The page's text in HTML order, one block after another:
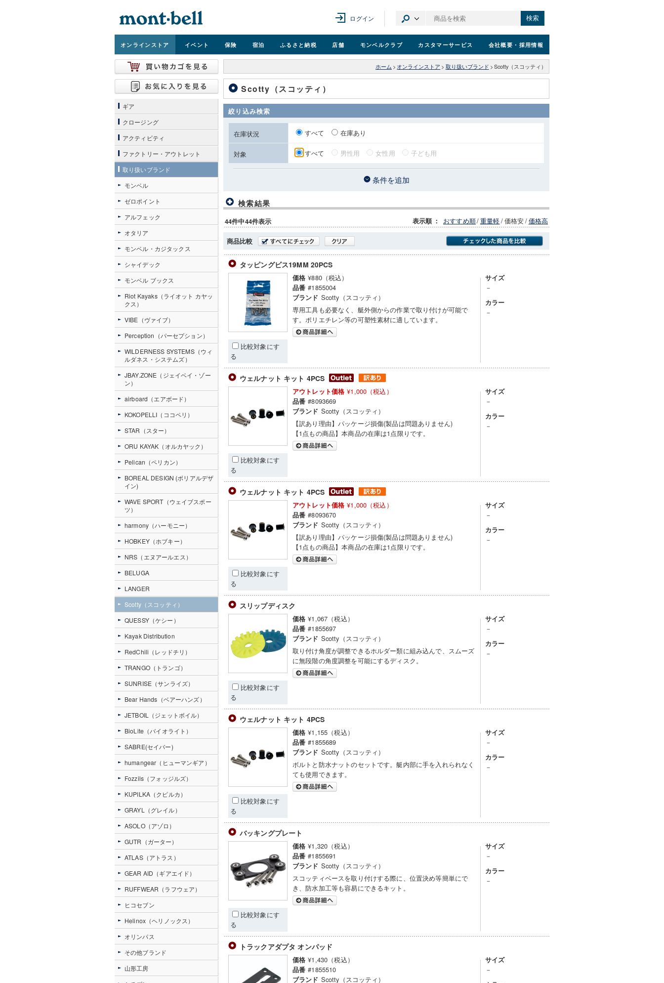
ログイン 検索
オンラインストア イベント 保険 宿泊 ふるさと納税 店舗 モンベルクラブ カスタマーサービス 会社概要 ・採用情報
ホーム > オンラインストア > 取り扱いブランド > Scotty（スコッティ）
Scotty（スコッティ）
絞り込み検索
在庫状況 すべて 在庫あり
対象 すべて 男性用 女性用 子ども用
条件を追加
検索結果
44件中44件表示 表示順 ： おすすめ順/重量軽/価格安/価格高
商品比較
タッピングビス19MM 20PCS
比較対象にす
る
価格 ¥880（税込）
品番 #1855004
ブランド Scotty（スコッティ）
専用工具も必要なく、艇外側からの作業で取り付けが可能で
す。ポリエチレン等の可塑性素材に適しています。
サイズ
－
カラー
－
ウェルナット キット 4PCS
比較対象にす
る
アウトレット価格 ¥1,000（税込）
品番 #8093669
ブランド Scotty（スコッティ）
【訳あり理由】パッケージ損傷(製品は問題ありません)
【1点もの商品】本商品の在庫は1点限りです。
サイズ
－
カラー
－
ウェルナット キット 4PCS
比較対象にす
る
アウトレット価格 ¥1,000（税込）
品番 #8093670
ブランド Scotty（スコッティ）
【訳あり理由】パッケージ損傷(製品は問題ありません)
【1点もの商品】本商品の在庫は1点限りです。
サイズ
－
カラー
－
スリップディスク
比較対象にす
る
価格 ¥1,067（税込）
品番 #1855697
ブランド Scotty（スコッティ）
取り付け角度が調整できるホルダー類に組み込んで、スムーズ
に無段階の角度調整を可能にするディスク。
サイズ
－
カラー
－
ウェルナット キット 4PCS
比較対象にす
る
価格 ¥1,155（税込）
品番 #1855689
ブランド Scotty（スコッティ）
ボルトと防水ナットのセットです。艇内部に手を入れられなく
ても使用できます。
サイズ
－
カラー
－
バッキングプレート
比較対象にす
る
価格 ¥1,320（税込）
品番 #1855691
ブランド Scotty（スコッティ）
スコッティベースを取り付けする際に、位置決め等簡単にで
き、防水加工等も容易にできるキット。
サイズ
－
カラー
－
トラックアダプタ オンパッド
価格 ¥1,430（税込）
品番 #1855510
ブランド Scotty（スコッティ）
サイズ
－
ギア
クロージング
アクティビティ
ファクトリー・アウトレット
取り扱いブランド
モンベル
ゼロポイント
アルフェック
オタリア
モンベル・カジタックス
シャイデック
モンベル ブックス
Riot Kayaks（ライオット カヤッ
クス）
VIBE（ヴァイブ）
Perception（パーセプション）
WILDERNESS SYSTEMS（ウィ
ルダネス・システムズ）
JBAY.ZONE（ジェイベイ・ゾー
ン）
airboard（エアボード）
KOKOPELLI（ココペリ）
STAR（スター）
ORU KAYAK（オルカヤック）
Pelican（ペリカン）
BOREAL DESIGN (ボリアルデザ
イン)
WAVE SPORT（ウェイブスポー
ツ）
harmony（ハーモニー）
HOBKEY（ホブキー）
NRS（エヌアールエス）
BELUGA
LANGER
Scotty（スコッティ）
QUESSY（ケシー）
Kayak Distribution
RedChili（レッドチリ）
TRANGO（トランゴ）
SUNRISE（サンライズ）
Bear Hands（ベアーハンズ）
JETBOIL（ジェットボイル）
BioLite（バイオライト）
SABRE(セイバー)
humangear（ヒューマンギア）
Fozzils（フォッジルズ）
KUPILKA（クピルカ）
GRAYL（グレイル）
ASOLO（アゾロ）
GUTR（ガーター）
ATLAS（アトラス）
GEAR AID（ギアエイド）
RUFFWEAR（ラフウェア）
ヒコセブン
Helinox（ヘリノックス）
オリンパス
その他ブランド
山形工房